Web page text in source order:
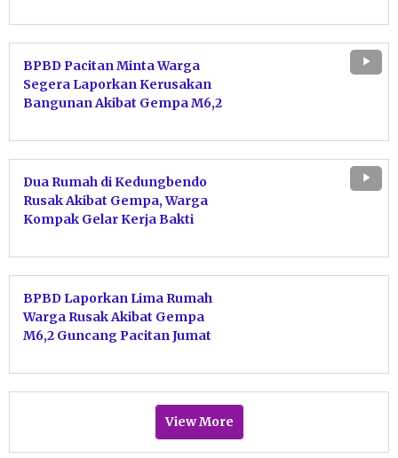
BPBD Pacitan Minta Warga
Segera Laporkan Kerusakan
Bangunan Akibat Gempa M6,2
Dua Rumah di Kedungbendo
Rusak Akibat Gempa, Warga
Kompak Gelar Kerja Bakti
BPBD Laporkan Lima Rumah
Warga Rusak Akibat Gempa
M6,2 Guncang Pacitan Jumat
View More